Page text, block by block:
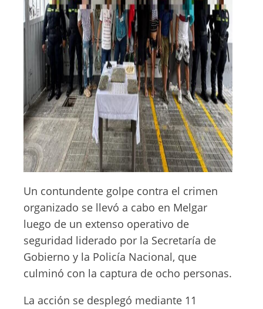
Un contundente golpe contra el crimen
organizado se llevó a cabo en Melgar
luego de un extenso operativo de
seguridad liderado por la Secretaría de
Gobierno y la Policía Nacional, que
culminó con la captura de ocho personas.
La acción se desplegó mediante 11